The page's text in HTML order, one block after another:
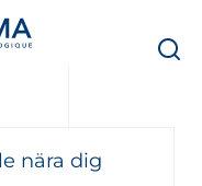
nära dig